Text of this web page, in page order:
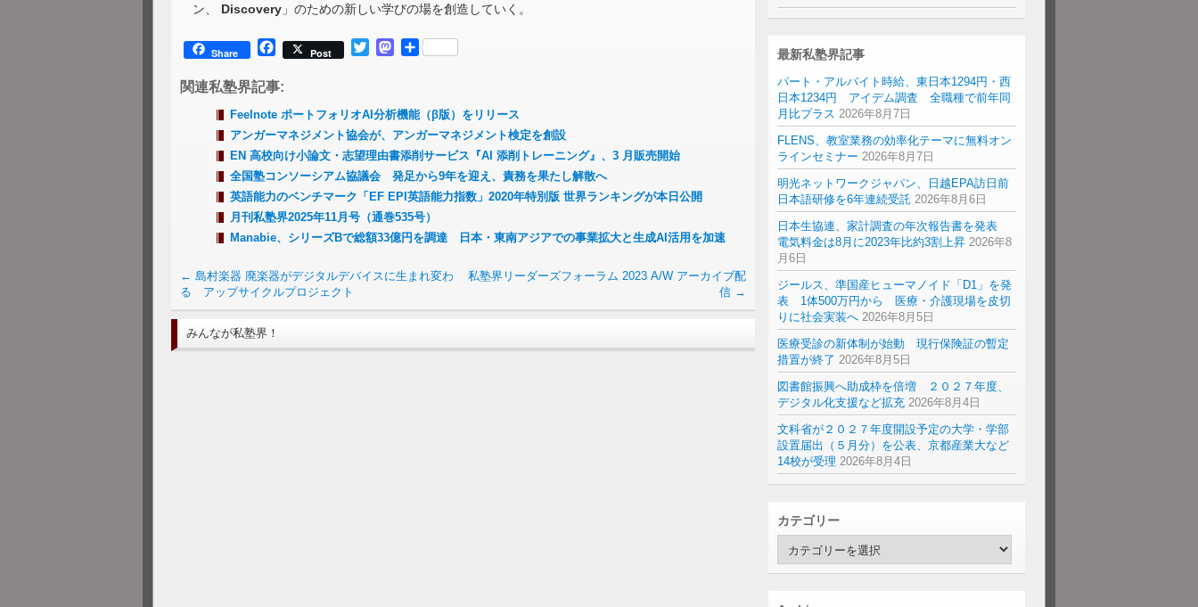
ン、 Discovery 」のための新しい学びの場を創造していく。
Share Facebook
Post TwitterMastodon
共
関連私塾界記事:
Feelnote ポートフォリオAI分析機能（β版）をリリース
アンガーマネジメント協会が、アンガーマネジメント検定を創設
EN 高校向け小論文・志望理由書添削サービス『AI 添削トレーニング』、3 月販売開始
全国塾コンソーシアム協議会 発足から9年を迎え、責務を果たし解散へ
英語能力のベンチマーク「EF EPI英語能力指数」2020年特別版 世界ランキングが本日公開
月刊私塾界2025年11月号（通巻535号）
Manabie、シリーズBで総額33億円を調達 日本・東南アジアでの事業拡大と生成AI活用を加速
← 島村楽器 廃楽器がデジタルデバイスに生まれ変わ
る アップサイクルプロジェクト
私塾界リーダーズフォーラム 2023 A/W アーカイブ配
信 →
みんなが私塾界！
最新私塾界記事
パート・アルバイト時給、東日本1294円・西
日本1234円 アイデム調査 全職種で前年同
月比プラス 2026年8月7日
FLENS、教室業務の効率化テーマに無料オン
ラインセミナー 2026年8月7日
明光ネットワークジャパン、日越EPA訪日前
日本語研修を6年連続受託 2026年8月6日
日本生協連、家計調査の年次報告書を発表
電気料金は8月に2023年比約3割上昇 2026年8
月6日
ジールス、準国産ヒューマノイド「D1」を発
表 1体500万円から 医療・介護現場を皮切
りに社会実装へ 2026年8月5日
医療受診の新体制が始動 現行保険証の暫定
措置が終了 2026年8月5日
図書館振興へ助成枠を倍増 ２０２７年度、
デジタル化支援など拡充 2026年8月4日
文科省が２０２７年度開設予定の大学・学部
設置届出（５月分）を公表、京都産業大など
14校が受理 2026年8月4日
カテゴリー
ゴ